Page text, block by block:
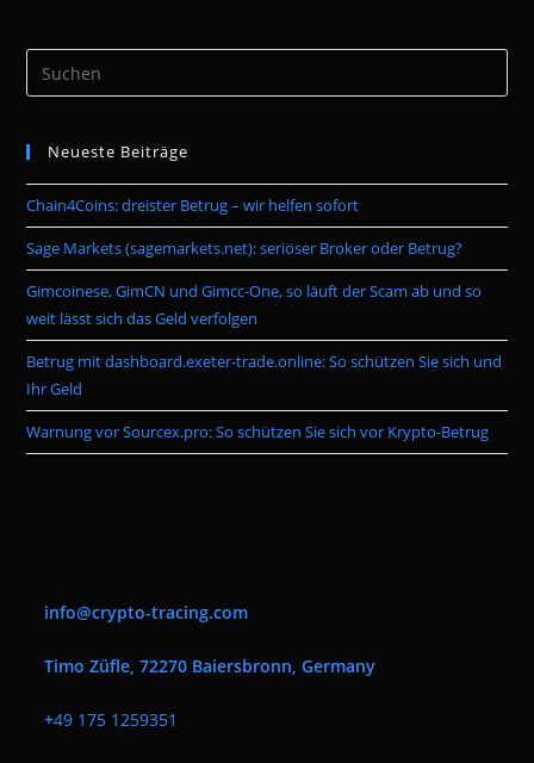
the
Neueste Beiträge
Chain4Coins: dreister Betrug – wir helfen sofort
Sage Markets (sagemarkets.net): seriöser Broker oder Betrug?
Gimcoinese, GimCN und Gimcc-One, so läuft der Scam ab und so
weit lässt sich das Geld verfolgen
Betrug mit dashboard.exeter-trade.online: So schützen Sie sich und
Ihr Geld
Warnung vor Sourcex.pro: So schützen Sie sich vor Krypto-Betrug
info@crypto-tracing.com
Timo Züfle, 72270 Baiersbronn, Germany
+49 175 1259351